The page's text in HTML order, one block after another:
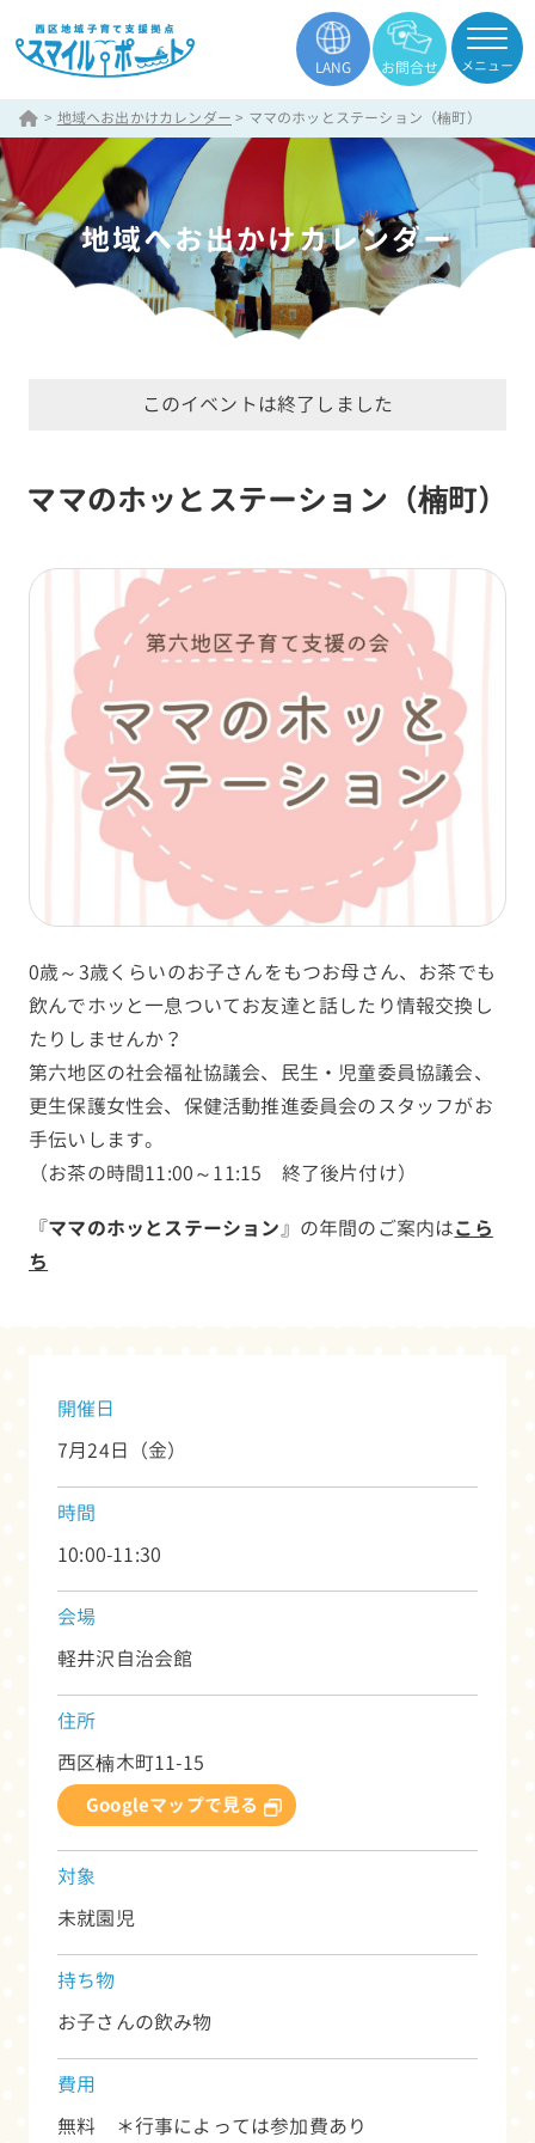
LANG お問合せ メニュー
> 地域へお出かけカレンダー > ママのホッとステーション（楠町）
地域へお出かけカレンダー
このイベントは終了しました
ママのホッとステーション（楠町）
0歳～3歳くらいのお子さんをもつお母さん、お茶でも
飲んでホッと一息ついてお友達と話したり情報交換し
たりしませんか？
第六地区の社会福祉協議会、民生・児童委員協議会、
更生保護女性会、保健活動推進委員会のスタッフがお
手伝いします。
（お茶の時間11:00～11:15 終了後片付け）
『ママのホッとステーション』の年間のご案内はこら
ち
開催日
7月24日（金）
時間
10:00-11:30
会場
軽井沢自治会館
住所
西区楠木町11-15
Googleマップで見る
対象
未就園児
持ち物
お子さんの飲み物
費用
無料 ＊行事によっては参加費あり